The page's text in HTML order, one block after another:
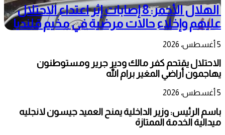
الهلال الأحمر: 8 إصابات إثر اعتداء الاحتلال
عليهم وإخلاء حالات مرضية في مخيم قلنديا
5 أغسطس، 2026
الاحتلال يقتحم كفر مالك ودير جرير ومستوطنون
يهاجمون أراضي المغير برام الله
5 أغسطس، 2026
باسم الرئيس: وزير الداخلية يمنح العميد جيسون لانجليه
ميدالية الخدمة الممتازة